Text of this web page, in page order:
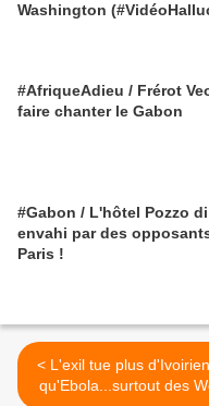
Washington
#AfriqueAdieu / Frérot
faire chanter le Gabon
#Gabon / L'hôtel Pozzo
envahi par des
Paris !
< L'exil tue plus d'Ivoiriens
qu'Ebola...surtout des